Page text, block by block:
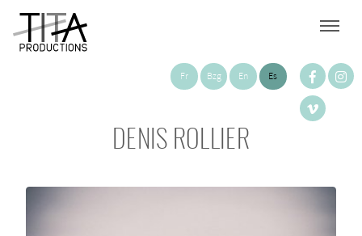
Fr Bzg En Es
DENIS ROLLIER